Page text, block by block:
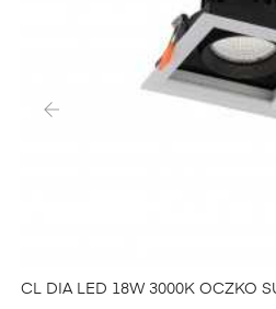
CL DIA LED 18W 3000K OCZKO